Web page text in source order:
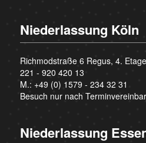
Niederlassung Köln
Richmodstraße 6 Regus, 4.
221 - 920 420 13
M.: +49 (0) 1579 - 234 32 31
Besuch nur nach
Niederlassung